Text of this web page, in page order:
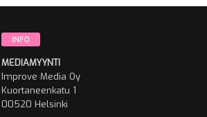
INFO
MEDIAMYYNTI
Improve Media Oy
Kuortaneenkatu 1
00520 Helsinki